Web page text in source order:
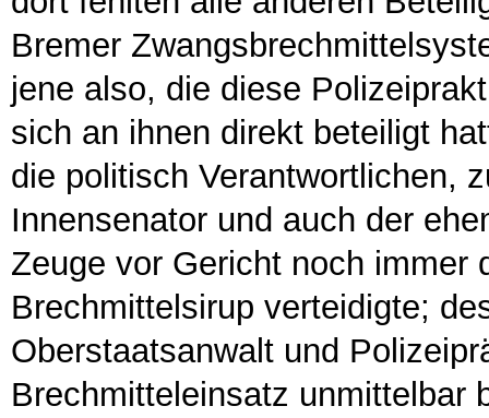
Bremer
jene also, die diese
sich an ihnen direkt beteiligt
die politisch Verantwortlichen,
Innensenator und auch der
Zeuge vor Gericht noch immer
Brechmittelsirup verteidigte;
Oberstaatsanwalt und
Brechmitteleinsatz unmittelbar